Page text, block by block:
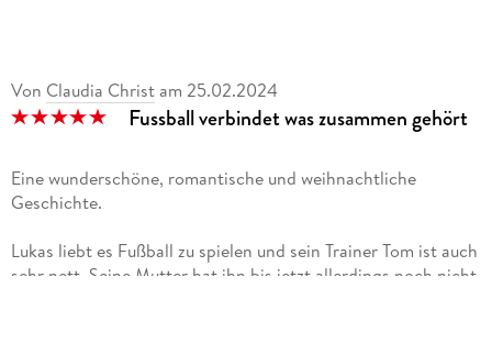
Von Claudia Christ am 25.02.2024
Fussball verbindet was zusammen gehört
Eine wunderschöne, romantische und weihnachtliche
Geschichte.
Lukas liebt es Fußball zu spielen und sein Trainer Tom ist auch
sehr nett. Seine Mutter hat ihn bis jetzt allerdings noch nicht